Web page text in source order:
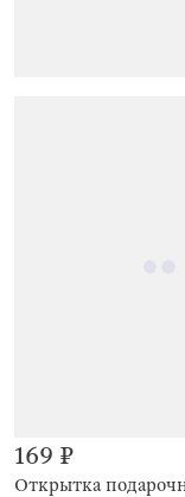
Открытка
169 ₽